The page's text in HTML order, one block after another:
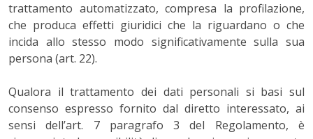
trattamento automatizzato, compresa la profilazione,
che produca effetti giuridici che la riguardano o che
incida allo stesso modo significativamente sulla sua
persona (art. 22).
Qualora il trattamento dei dati personali si basi sul
consenso espresso fornito dal diretto interessato, ai
sensi dell’art. 7 paragrafo 3 del Regolamento, è